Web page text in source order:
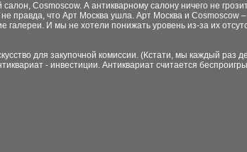
Сosmoscow. А антикварному салону ничего не
правда, что Арт Москва ушла. Арт Москва и
галереи. И мы не хотели понижать уровень из-за их
для закупочной комиссии. (Кстати, мы каждый раз
- инвестиции. Антиквариат считается